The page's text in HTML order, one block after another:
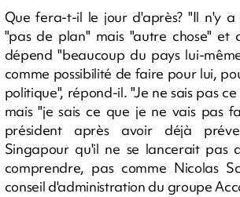
Que fera-t-il le jour d'après? "Il n'y
"pas de plan" mais "autre chose" et
dépend "beaucoup du pays lui-
comme possibilité de faire pour lui,
politique", répond-il. "Je ne sais pas
mais "je sais ce que je ne vais pas
président après avoir déjà
Singapour qu'il ne se lancerait pas
comprendre, pas comme Nicolas
conseil d'administration du groupe